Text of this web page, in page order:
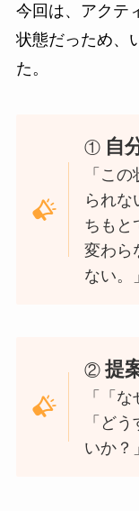
今回は、アクテ
状態だっため、
た。
① 自
「こ
られな
ちもと
変わら
ない。
②提
「「
「ど
いか？